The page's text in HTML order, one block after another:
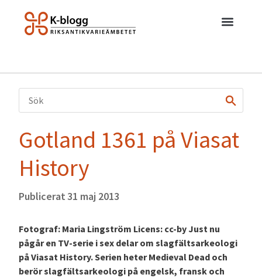
Gotland 1361 på Viasat
History
Publicerat31 maj 2013
Fotograf: Maria Lingström Licens: cc-by Just nu
pågår en TV-serie i sex delar om slagfältsarkeologi
på Viasat History. Serien heter Medieval Dead och
berör slagfältsarkeologi på engelsk, fransk och